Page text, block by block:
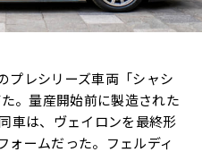
プレシリーズ車両「シャシ
。量産開始前に製造された
車は、ヴェイロンを最終形
ォームだった。フェルディ